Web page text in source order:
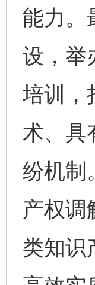
能力。
设，举
培训，
术、具
纷机制
产权调
类知识